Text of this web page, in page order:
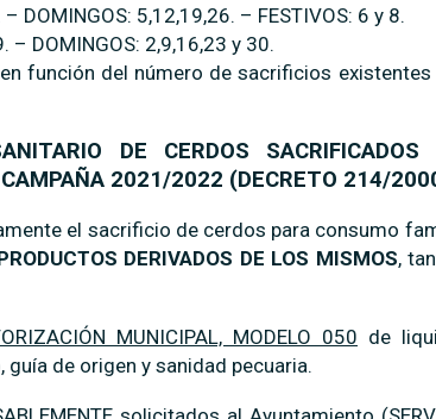
DOMINGOS: 5,12,19,26. – FESTIVOS: 6 y 8.
– DOMINGOS: 2,9,16,23 y 30.
función del número de sacrificios existentes
DE CERDOS SACRIFICADOS
CAMPAÑA 2021/2022 (DECRETO 214/
el sacrificio de cerdos para consumo
DERIVADOS DE LOS MISMOS,
MUNICIPAL, MODELO 050 de
de origen y sanidad pecuaria.